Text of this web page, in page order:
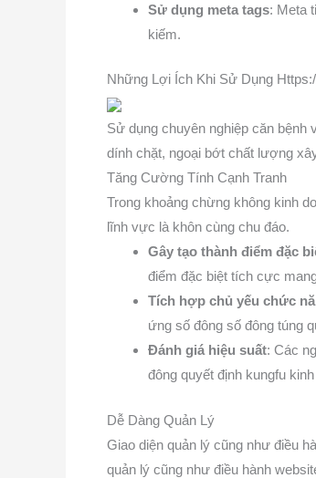
Sử dụng meta tags: Meta
kiếm.
Những Lợi Ích Khi Sử Dụng
Sử dụng chuyên nghiệp căn bệnh
dính chặt, ngoại bớt chất lượng
Tăng Cường Tính Cạnh Tranh
Trong khoảng chừng không kinh
lĩnh vực là khôn cùng chu đáo.
Gây tạo thành điểm đặc
điểm đặc biệt tích cực
Tích hợp chủ yếu chức
ứng số đông số đông túng
Đánh giá hiệu suất: Các
đông quyết định kungfu
Dễ Dàng Quản Lý
Giao diện quản lý cũng như điều
quản lý cũng như điều hành